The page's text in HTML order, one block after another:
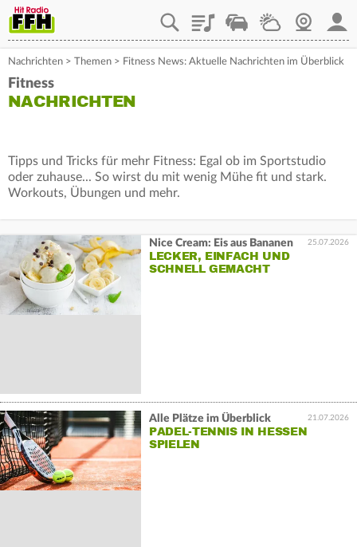
PlaylistStaupilotWetterWebcam
Nachrichten > Themen > Fitness News: Aktuelle Nachrichten im Überblick
Fitness
NACHRICHTEN
Tipps und Tricks für mehr Fitness: Egal ob im Sportstudio
oder zuhause... So wirst du mit wenig Mühe fit und stark.
Workouts, Übungen und mehr.
25.07.2026
Nice Cream: Eis aus Bananen
LECKER, EINFACH UND
SCHNELL GEMACHT
21.07.2026
Alle Plätze im Überblick
PADEL-TENNIS IN HESSEN
SPIELEN